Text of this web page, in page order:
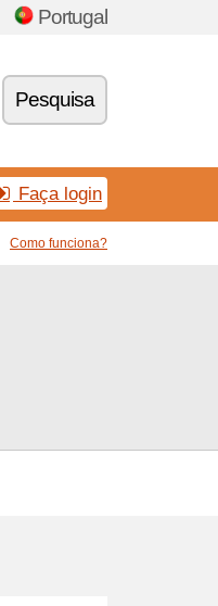
Portugal
Pesquisa
Faça login
Como funciona?